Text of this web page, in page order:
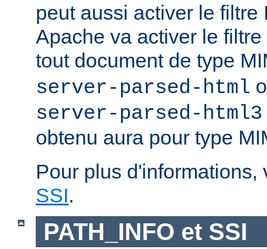
peut aussi activer le filtre
Apache va activer le
tout document de type
server-parsed-html
server-parsed-html3
obtenu aura pour type
Pour plus
SSI.
PATH_INFO et SSI